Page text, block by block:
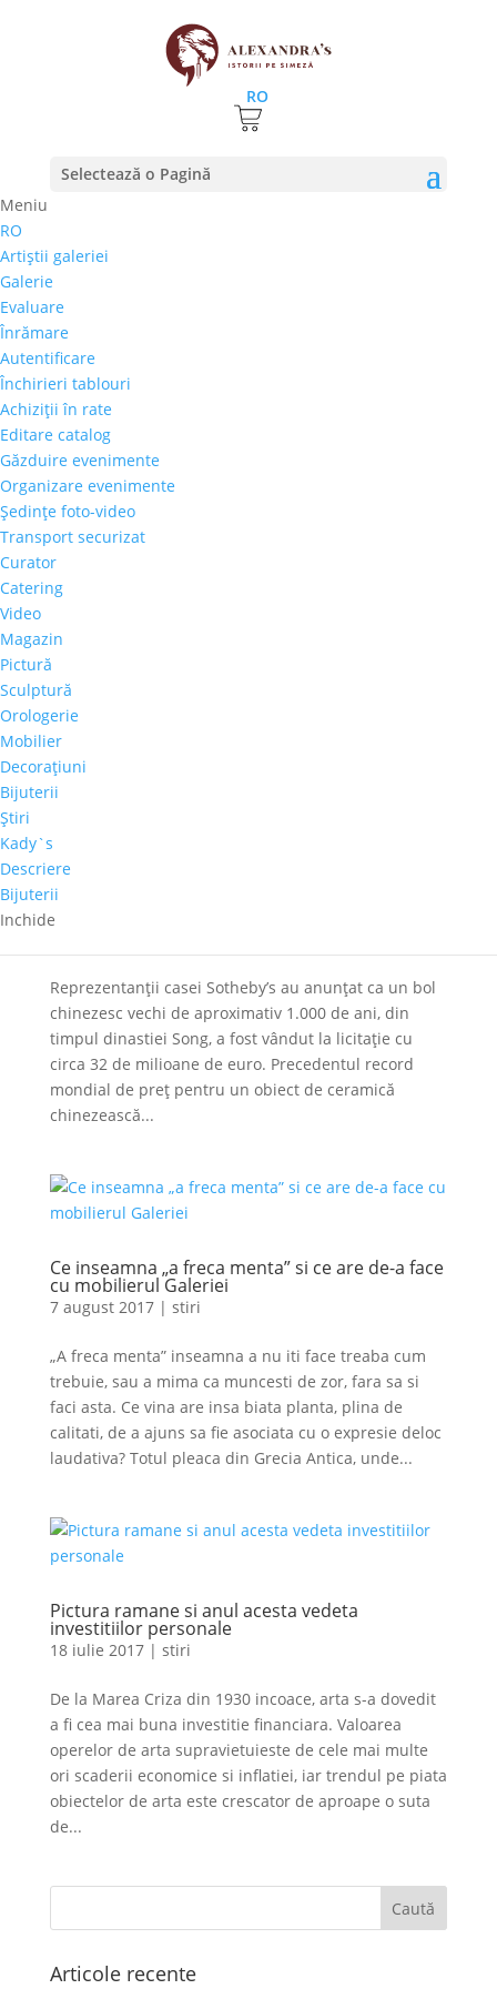
RO
Selectează o Pagină
Meniu
RO
Artiştii galeriei
Galerie
Evaluare
Înrămare
Autentificare
Închirieri tablouri
Achiziţii în rate
Editare catalog
Găzduire evenimente
Organizare evenimente
Şedinţe foto-video
Transport securizat
Curator
Catering
Video
Magazin
Pictură
Sculptură
Orologerie
Mobilier
Decoraţiuni
Bijuterii
Ştiri
Kady`s
Descriere
Bijuterii
Inchide
Descoperire arheologica de exceptie: icoană cu
Sfântul Nicolae, din secolul al 16-lea
10 octombrie 2019
O iconiță din bronz din secolul 16, în care este
reprezentat Sfântul Ierarh Nicolae, a fost descoperită
în urma săpăturilor arheologice efectuate de o
echipă de studenți de la Facultatea de Istorie și
Geografie a Universității „Ion Creangă” , condusa de
de Sergiu...
Expozitie Inedita
10 octombrie 2019
1936. România își revenise cu greu după Marea Criză
din 1929, iar 90% din populație se zbătea în sărăcie.
Salariul mediu era de circa 1600 de lei, iar cele mai
mari salarii erau de 2300 de lei, in industria
petroliera. Ca sa intelegeti valoarea exacta a
Ai un castron chinezesc vechi prin casa? Poate
valora multi-multi bani!
Reprezentanții casei Sotheby’s au anunțat ca un bol
chinezesc vechi de aproximativ 1.000 de ani, din
timpul dinastiei Song, a fost vândut la licitație cu
circa 32 de milioane de euro. Precedentul record
mondial de preț pentru un obiect de ceramică
chinezească...
Ce inseamna „a freca menta” si ce are de-a face
cu mobilierul Galeriei
7 august 2017| stiri
„A freca menta” inseamna a nu iti face treaba cum
trebuie, sau a mima ca muncesti de zor, fara sa si
faci asta. Ce vina are insa biata planta, plina de
calitati, de a ajuns sa fie asociata cu o expresie deloc
laudativa? Totul pleaca din Grecia Antica, unde...
Pictura ramane si anul acesta vedeta
investitiilor personale
18 iulie 2017| stiri
De la Marea Criza din 1930 incoace, arta s-a dovedit
a fi cea mai buna investitie financiara. Valoarea
operelor de arta supravietuieste de cele mai multe
ori scaderii economice si inflatiei, iar trendul pe piata
obiectelor de arta este crescator de aproape o suta
de...
Articole recente